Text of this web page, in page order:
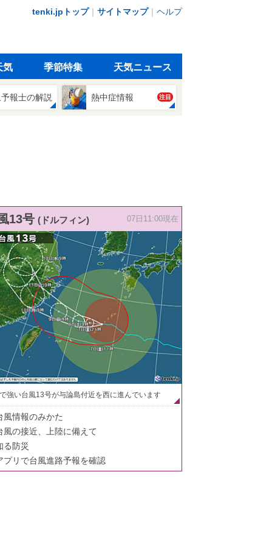
tenki.jpトップ｜ サイトマップ｜ ヘルプ
気 季節特集 天気ニュース
報士の解説 熱中症情報 注目
13号 (ドルフィン) 07日11:00現在
強い台風13号が与論島付近を西に進んでいます
風情報のみかた
風の接近、上陸に備えて
る防災
プリで台風進路予報を確認